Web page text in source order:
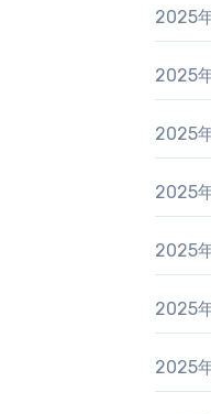
2025
2025
2025
2025
2025
2025
2025